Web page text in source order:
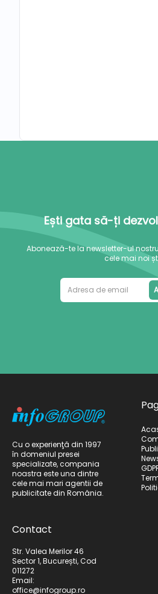
Ești gata să-ți
Abonează-te la newsletter-ul
cele mai noi
Cu o experienţă din 1997
în domeniul presei
specializate, compania
noastra este una dintre
cele mai mari agentii de
publicitate din România.
Contact
Str. Valea Merilor 46
Sector 1, București, Cod
011272
Email:
office@infogroup.ro